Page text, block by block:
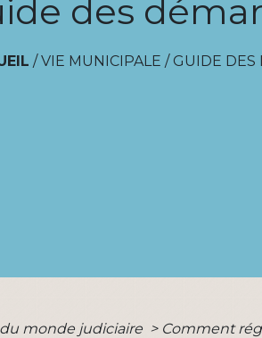
des
/VIE MUNICIPALE / GUIDE DES
monde judiciaire > Comment